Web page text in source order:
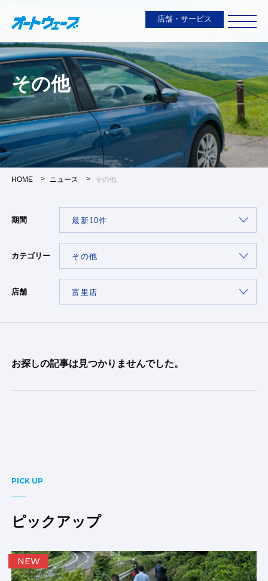
店舗・サービス
その他
HOME ニュース その他
期間
カテゴリー
店舗
お探しの記事は見つかりませんでした。
PICK UP
ピックアップ
NEW